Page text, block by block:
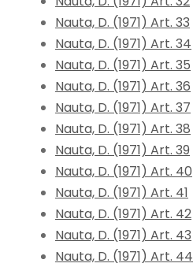
Nauta, D. (1971) Art. 33
Nauta, D. (1971) Art. 34
Nauta, D. (1971) Art. 35
Nauta, D. (1971) Art. 36
Nauta, D. (1971) Art. 37
Nauta, D. (1971) Art. 38
Nauta, D. (1971) Art. 39
Nauta, D. (1971) Art. 40
Nauta, D. (1971) Art. 41
Nauta, D. (1971) Art. 42
Nauta, D. (1971) Art. 43
Nauta, D. (1971) Art. 44